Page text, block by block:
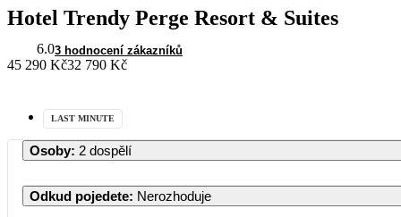
Hotel Trendy Perge Resort & Suites
6.03 hodnocení zákazníků
45 290 Kč32 790 Kč
LAST MINUTE
Osoby: 2 dospělí
Odkud pojedete: Nerozhoduje